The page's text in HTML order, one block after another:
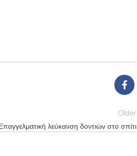
Older
λεύκανση δοντιών στο σπίτι